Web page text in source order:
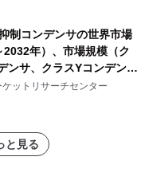
制コンデンサの世界市場
2032年）、市場規模（ク
ンサ、クラスYコンデン
ポートを発表
ットリサーチセンター
と見る